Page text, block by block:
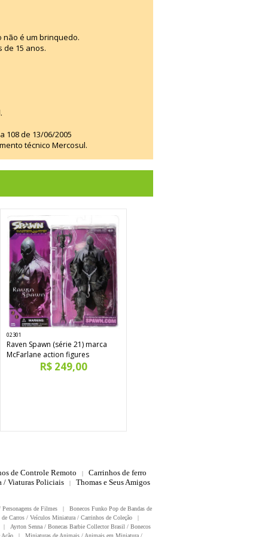
não é um brinquedo.
15 anos.
108 de 13/06/2005
técnico Mercosul.
02301
Raven Spawn (série 21) marca
McFarlane action figures
R$ 249,00
de Controle Remoto |
Carrinhos de ferro
/ Viaturas Policiais |
Thomas e Seus Amigos
de Filmes |
Bonecos Funko Pop de Bandas de
Carros / Veículos Miniatura / Carrinhos de Coleção
|
|
Ayrton Senna / Bonecas Barbie Collector Brasil / Bonecos
| Miniaturas de Animais / Animais em Miniatura /